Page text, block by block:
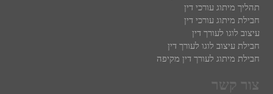
תהליך מיתוג עורכי דין
חבילת מיתוג עורכי דין
עיצוב לוגו לעורך דין
חבילת עיצוב לוגו לעורך דין
חבילת מיתוג לעורך דין מקיפה
צור קשר